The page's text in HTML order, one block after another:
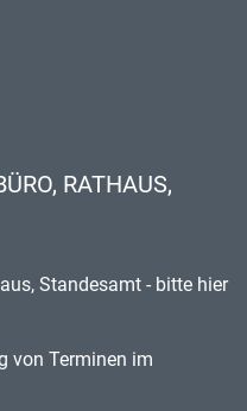
RATHAUS,
Standesamt - bitte hier
von Terminen im